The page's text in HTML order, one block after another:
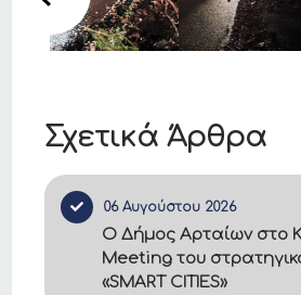
Σχετικά Άρθρα
06 Αυγούστου 2026
Ο Δήμος Αρταίων στο
Meeting του
«SMART CITIES»